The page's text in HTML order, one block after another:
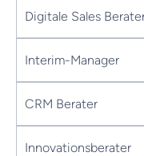
Digitale Sales
Interim-Manager
CRM Berater
Innovationsberater